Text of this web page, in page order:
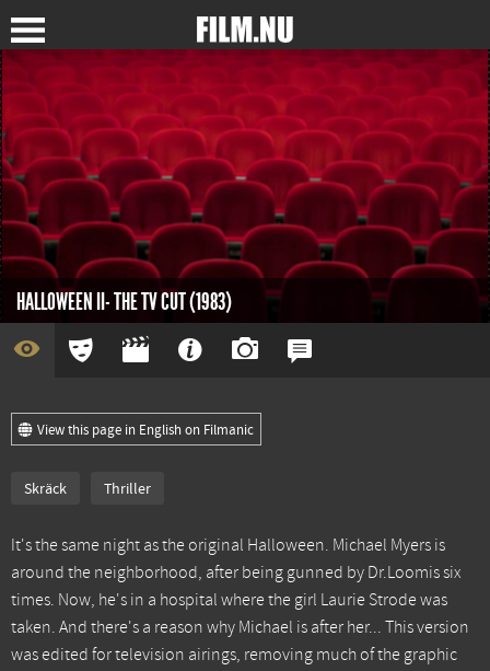
HALLOWEEN II- THE TV CUT (1983)
View this page in English on Filmanic
Skräck Thriller
It's the same night as the original Halloween. Michael Myers is
around the neighborhood, after being gunned by Dr.Loomis six
times. Now, he's in a hospital where the girl Laurie Strode was
taken. And there's a reason why Michael is after her... This version
was edited for television airings, removing much of the graphic